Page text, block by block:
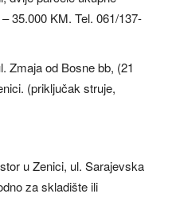
35.000 KM. Tel. 061/137-
Zmaja od Bosne bb, (21
(priključak struje,
u Zenici, ul. Sarajevska
za skladište ili